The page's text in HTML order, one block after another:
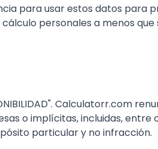
para usar estos datos para
personales a menos que
Calculatorr.com
o implícitas, incluidas, entre
particular y no infracción.